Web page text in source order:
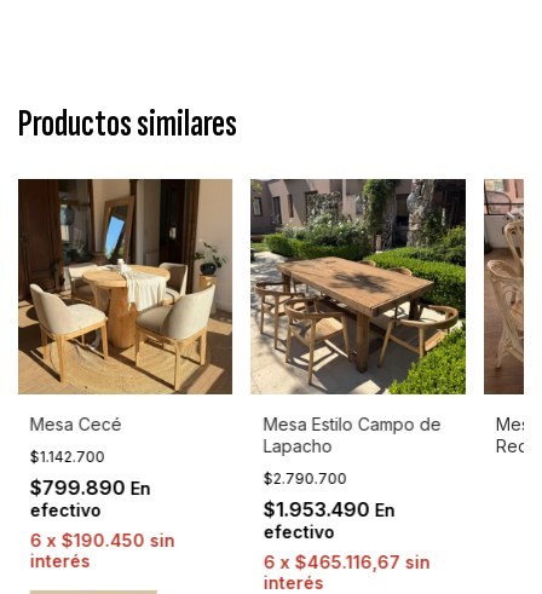
Productos similares
Mesa Cecé
$1.142.700
$799.890 En
efectivo
6 x$190.450 sin
interés
Mesa Estilo Campo de
Lapacho
$2.790.700
$1.953.490 En
efectivo
6 x$465.116,67 sin
interés